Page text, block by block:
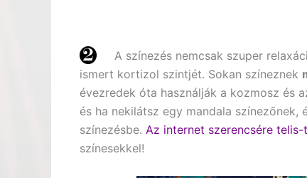
A színezés nemcsak szuper
ismert kortizol szintjét. Sokan színeznek
évezredek óta használják a kozmosz és
és ha nekilátsz egy mandala
színezésbe. Az internet szerencsére
színesekkel!